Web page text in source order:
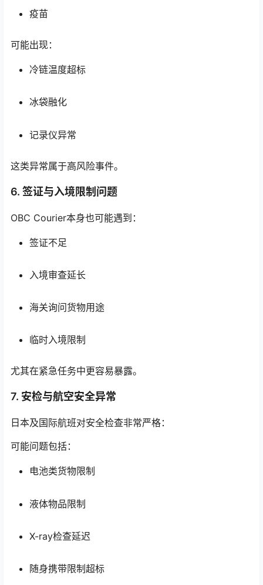
疫苗
可能出现：
冷链温度超标
冰袋融化
记录仪异常
这类异常属于高风险事件。
6. 签证与入境限制问题
OBC Courier本身也可能遇到：
签证不足
入境审查延长
海关询问货物用途
临时入境限制
尤其在紧急任务中更容易暴露。
7. 安检与航空安全异常
日本及国际航班对安全检查非常严格：
可能问题包括：
电池类货物限制
液体物品限制
X-ray检查延迟
随身携带限制超标